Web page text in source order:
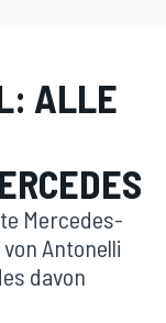
ALLE
Mercedes-
Antonelli
davon